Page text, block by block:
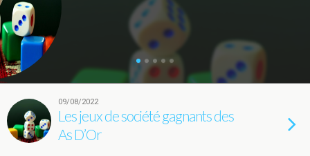
09/08/2022
Les jeux de société gagnants des
As D’Or